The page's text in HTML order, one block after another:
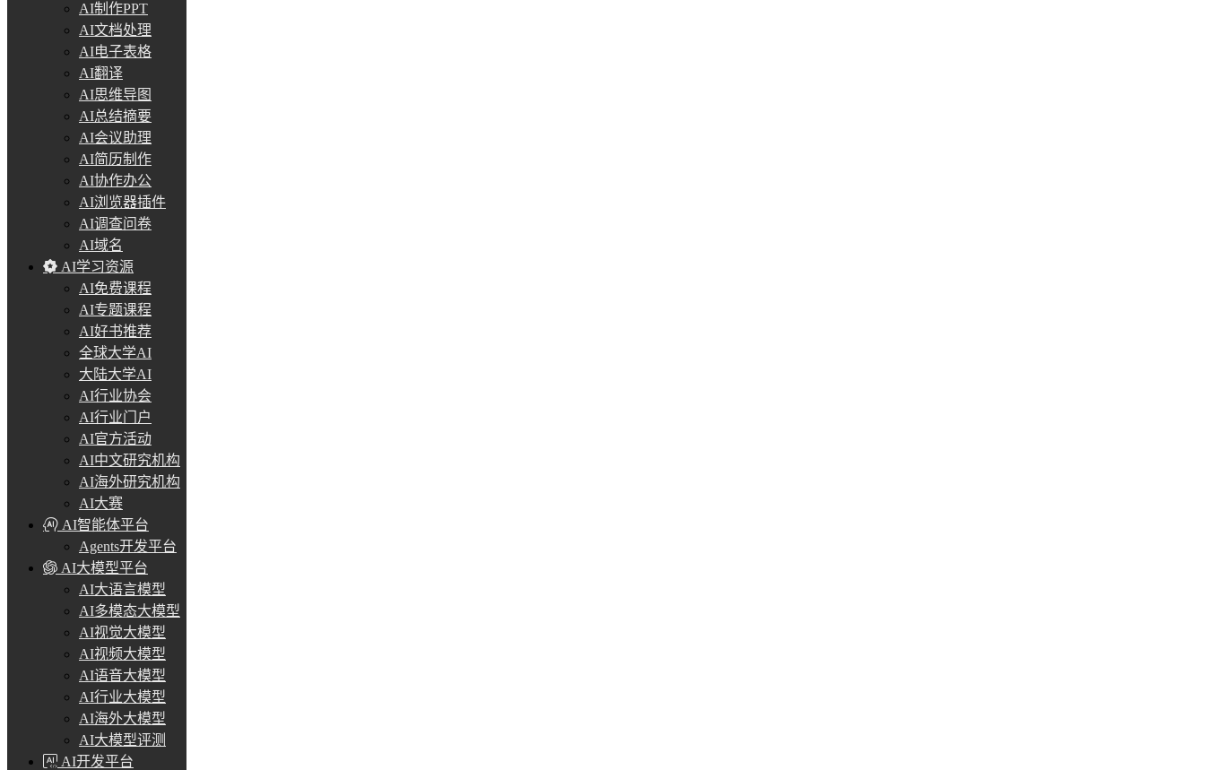
AI制作PPT
AI文档处理
AI电子表格
AI翻译
AI思维导图
AI总结摘要
AI会议助理
AI简历制作
AI协作办公
AI浏览器插件
AI调查问卷
AI域名
AI学习资源
AI免费课程
AI专题课程
AI好书推荐
全球大学AI
大陆大学AI
AI行业协会
AI行业门户
AI官方活动
AI中文研究机构
AI海外研究机构
AI大赛
AI智能体平台
Agents开发平台
AI大模型平台
AI大语言模型
AI多模态大模型
AI视觉大模型
AI视频大模型
AI语音大模型
AI行业大模型
AI海外大模型
AI大模型评测
AI开发平台